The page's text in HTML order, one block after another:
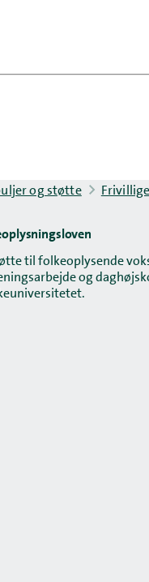
og støtte
til folkeoplysende
og
senest opdateret 5.